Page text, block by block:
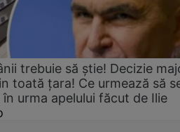
trebuie să știe! Decizie
toată țara! Ce urmează să
urma apelului făcut de Ilie